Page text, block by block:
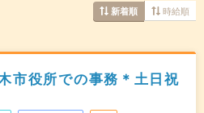
新着順 時給順
市役所での事務＊土日祝